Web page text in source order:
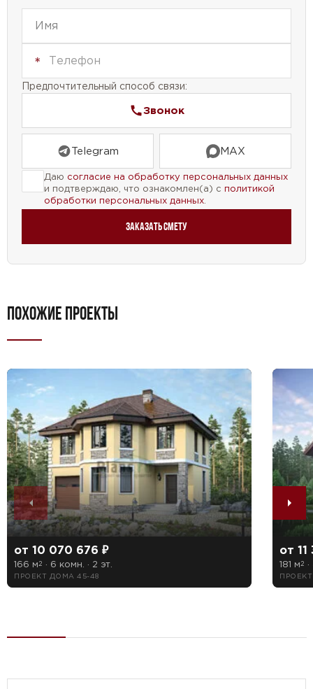
Не забудьте обратить внимание на наличие
камина в этом проекте. Он создаст уютную и
теплую атмосферу в доме, особенно в холодные
зимние вечера.
Проект дома №67-35 — это идеальное решение
Он предлагает все необходимое для комфортной
жизни и приятного отдыха.
Предпочтительный способ связи:
Звонок
Telegram MAX
Даю согласие на обработку персональных данных
и подтверждаю, что ознакомлен(а) с политикой
обработки персональных данных
Заказать смету
ПОХОЖИЕ ПРОЕКТЫ
от 10 070 676 ₽
166 м 2 · 6 комн. · 2 эт.
ПРОЕКТ ДОМА 45-48
от
181 м 2